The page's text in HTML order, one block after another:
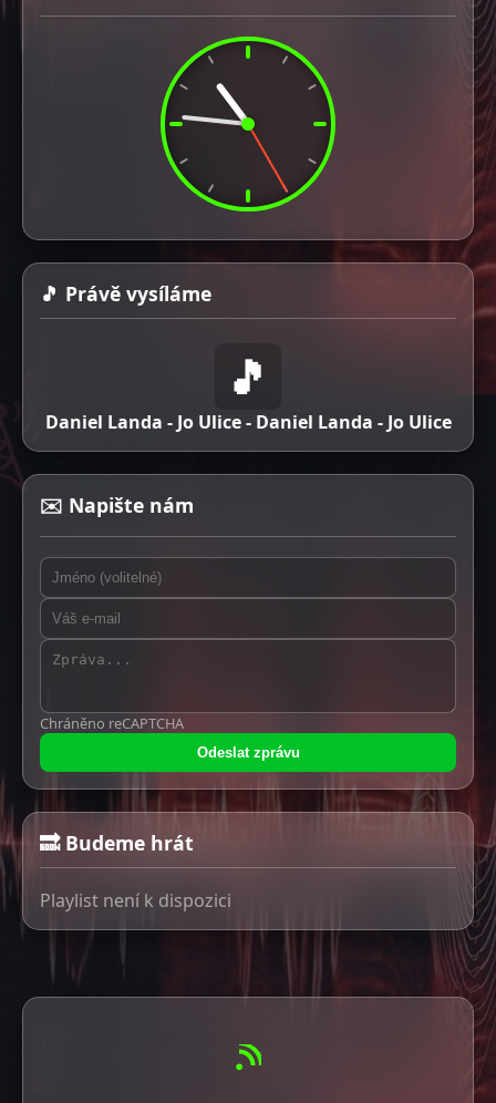
🎵 Právě vysíláme
🎵
Daniel Landa - Jo Ulice - Daniel Landa - Jo Ulice
✉️ Napište nám
Chráněno reCAPTCHA
Odeslat zprávu
🔜 Budeme hrát
Playlist není k dispozici